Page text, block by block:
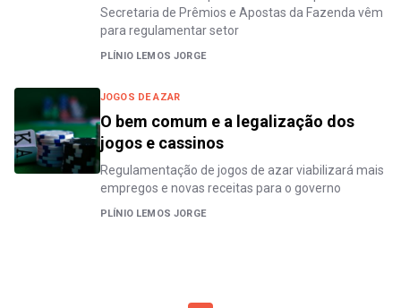
Secretaria de Prêmios e Apostas da Fazenda vêm
para regulamentar setor
PLÍNIO LEMOS JORGE
JOGOS DE AZAR
O bem comum e a legalização dos
jogos e cassinos
Regulamentação de jogos de azar viabilizará mais
empregos e novas receitas para o governo
PLÍNIO LEMOS JORGE